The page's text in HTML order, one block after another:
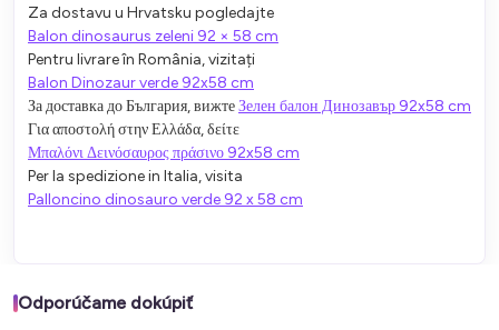
Za dostavu u Hrvatsku pogledajte
Balon dinosaurus zeleni 92 × 58 cm
Pentru livrare în România, vizitați
Balon Dinozaur verde 92x58 cm
За доставка до България, вижтеЗелен балон Динозавър 92x58 cm
Για αποστολή στην Ελλάδα, δείτε
Μπαλόνι Δεινόσαυρος πράσινο 92x58 cm
Per la spedizione in Italia, visita
Palloncino dinosauro verde 92 x 58 cm
Odporúčame dokúpiť